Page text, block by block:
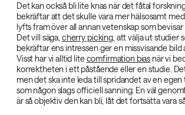
Det kan också bli lite knas när det fåtal
bekräftar att det skulle vara mer hälsosamt
lyfts fram över all annan vetenskap som bevisar
Det vill säga, cherry picking, att välja ut studier
bekräftar ens intressen ger en missvisande bild
Visst har vi alltid litecomfirmation bias när vi
korrektheten i ett påstående eller en studie.
men det ska inte leda till spridandet av en
som någon slags officiell sanning. En väl
är så objektiv den kan bli, låt det fortsätta vara